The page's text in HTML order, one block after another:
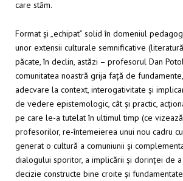
care stăm.
Format și „echipat” solid în domeniul
unor extensii culturale semnificative
păcate, în declin, astăzi – profesorul Dan
comunitatea noastră grija față de
adecvare la context, interogativitate și
de vedere epistemologic, cât și practic,
pe care le-a tutelat în ultimul timp (ce
profesorilor, re-întemeierea unui nou cadru
generat o cultură a comuniunii și
dialogului sporitor, a implicării și dorinței de
decizie constructe bine croite și